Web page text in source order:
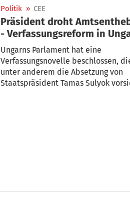
Politik » CEE
Präsident droht
- Verfassungsreform in
Ungarns Parlament hat eine
Verfassungsnovelle beschlossen,
unter anderem die Absetzung von
Staatspräsident Tamas Sulyok